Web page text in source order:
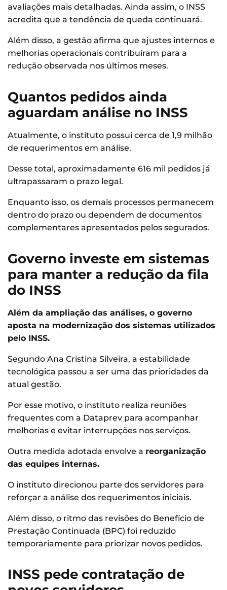
avaliações mais detalhadas. Ainda assim, o INSS
acredita que a tendência de queda continuará.
Além disso, a gestão afirma que ajustes internos e
melhorias operacionais contribuíram para a
redução observada nos últimos meses.
Quantos pedidos ainda
aguardam análise no INSS
Atualmente, o instituto possui cerca de 1,9 milhão
de requerimentos em análise.
Desse total, aproximadamente 616 mil pedidos já
ultrapassaram o prazo legal.
Enquanto isso, os demais processos permanecem
dentro do prazo ou dependem de documentos
complementares apresentados pelos segurados.
Governo investe em sistemas
para manter a redução da fila
do INSS
Além da ampliação das análises, o governo
aposta na modernização dos sistemas utilizados
pelo INSS.
Segundo Ana Cristina Silveira, a estabilidade
tecnológica passou a ser uma das prioridades da
atual gestão.
Por esse motivo, o instituto realiza reuniões
frequentes com a Dataprev para acompanhar
melhorias e evitar interrupções nos serviços.
Outra medida adotada envolve a reorganização
das equipes internas.
O instituto direcionou parte dos servidores para
reforçar a análise dos requerimentos iniciais.
Além disso, o ritmo das revisões do Benefício de
Prestação Continuada (BPC) foi reduzido
temporariamente para priorizar novos pedidos.
INSS pede contratação de